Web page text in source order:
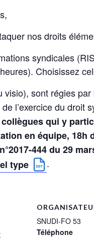
nos droits
syndicales
Choisissez
visio), sont régies
l’exercice du droit
qui y
en équipe,
444 du 29
type .
SNUDI-FO 53
Téléphone